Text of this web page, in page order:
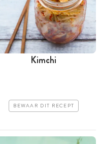
Kimchi
BEWAAR DIT RECEPT